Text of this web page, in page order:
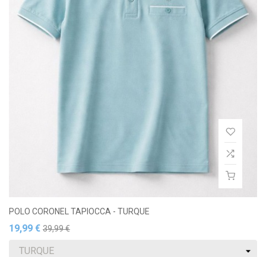
POLO CORONEL TAPIOCCA - TURQUE
19,99 € 39,99 €